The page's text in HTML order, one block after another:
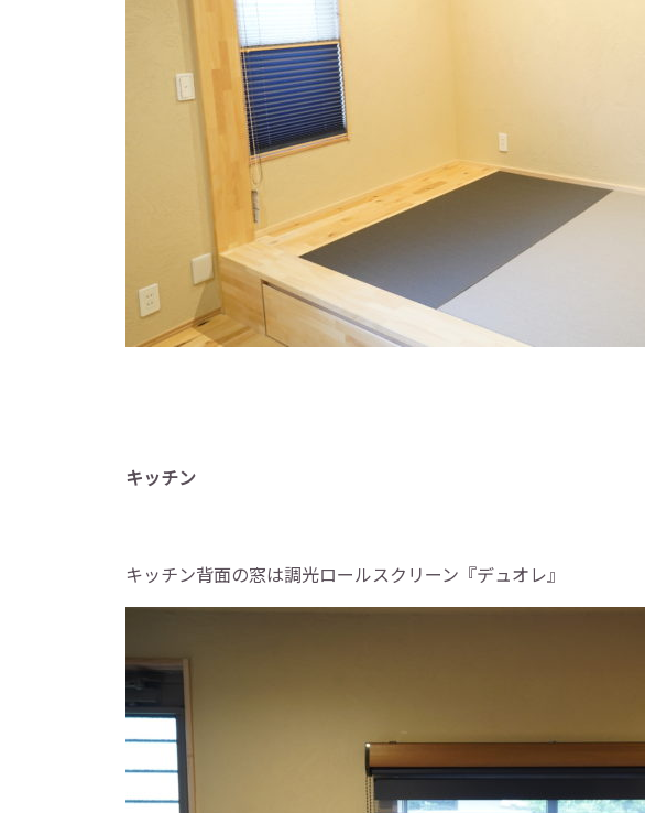
キッチン
キッチン背面の窓は調光ロールスクリーン『デュオレ』